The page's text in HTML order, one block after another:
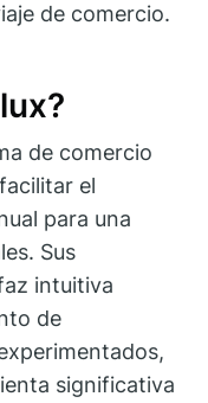
de comercio.
de comercio
el
para una
Sus
intuitiva
de
significativa